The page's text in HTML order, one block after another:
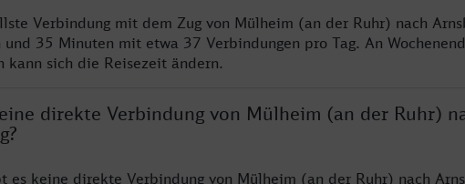
Verbindung mit dem Zug von Mülheim (an der Ruhr) nach
und 35 Minuten mit etwa 37 Verbindungen pro Tag. An
kann sich die Reisezeit ändern.
direkte Verbindung von Mülheim (an der Ruhr)
es keine direkte Verbindung von Mülheim (an der Ruhr) nach